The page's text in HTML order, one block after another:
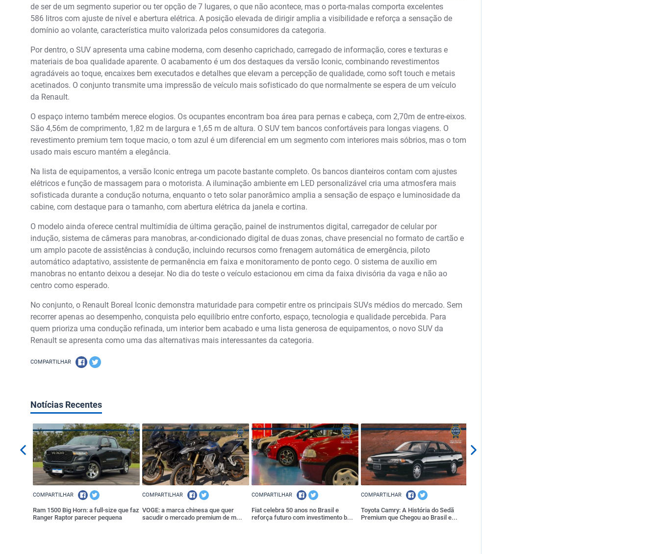
de ser de um segmento superior ou ter opção de 7 lugares, o que não acontece, mas o porta-malas comporta excelentes
586 litros com ajuste de nível e abertura elétrica. A posição elevada de dirigir amplia a visibilidade e reforça a sensação de
domínio ao volante, característica muito valorizada pelos consumidores da categoria.
Por dentro, o SUV apresenta uma cabine moderna, com desenho caprichado, carregado de informação, cores e texturas e
materiais de boa qualidade aparente. O acabamento é um dos destaques da versão Iconic, combinando revestimentos
agradáveis ao toque, encaixes bem executados e detalhes que elevam a percepção de qualidade, como soft touch e metais
acetinados. O conjunto transmite uma impressão de veículo mais sofisticado do que normalmente se espera de um veículo
da Renault.
O espaço interno também merece elogios. Os ocupantes encontram boa área para pernas e cabeça, com 2,70m de entre-eixos.
São 4,56m de comprimento, 1,82 m de largura e 1,65 m de altura. O SUV tem bancos confortáveis para longas viagens. O
revestimento premium tem toque macio, o tom azul é um diferencial em um segmento com interiores mais sóbrios, mas o tom
usado mais escuro mantém a elegância.
Na lista de equipamentos, a versão Iconic entrega um pacote bastante completo. Os bancos dianteiros contam com ajustes
elétricos e função de massagem para o motorista. A iluminação ambiente em LED personalizável cria uma atmosfera mais
sofisticada durante a condução noturna, enquanto o teto solar panorâmico amplia a sensação de espaço e luminosidade da
cabine, com destaque para o tamanho, com abertura elétrica da janela e cortina.
O modelo ainda oferece central multimídia de última geração, painel de instrumentos digital, carregador de celular por
indução, sistema de câmeras para manobras, ar-condicionado digital de duas zonas, chave presencial no formato de cartão e
um amplo pacote de assistências à condução, incluindo recursos como frenagem automática de emergência, piloto
automático adaptativo, assistente de permanência em faixa e monitoramento de ponto cego. O sistema de auxílio em
manobras no entanto deixou a desejar. No dia do teste o veículo estacionou em cima da faixa divisória da vaga e não ao
centro como esperado.
No conjunto, o Renault Boreal Iconic demonstra maturidade para competir entre os principais SUVs médios do mercado. Sem
recorrer apenas ao desempenho, conquista pelo equilíbrio entre conforto, espaço, tecnologia e qualidade percebida. Para
quem prioriza uma condução refinada, um interior bem acabado e uma lista generosa de equipamentos, o novo SUV da
Renault se apresenta como uma das alternativas mais interessantes da categoria.
COMPARTILHAR
Notícias Recentes
COMPARTILHAR
Ram 1500 Big Horn: a full-size que faz
Ranger Raptor parecer pequena
COMPARTILHAR
VOGE: a marca chinesa que quer
sacudir o mercado premium de m...
COMPARTILHAR
Fiat celebra 50 anos no Brasil e
reforça futuro com investimento b...
COMPARTILHAR
Toyota Camry: A História do Sedã
Premium que Chegou ao Brasil e...